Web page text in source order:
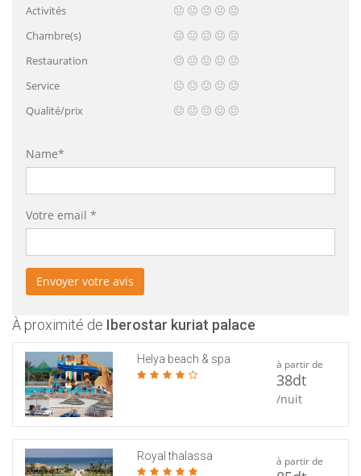
Activités
Chambre(s)
Restauration
Service
Qualité/prix
Name*
Votre email *
À proximité de Iberostar kuriat palace
Helya beach & spa à partir de
38dt
/nuit
Royal thalassa à partir de